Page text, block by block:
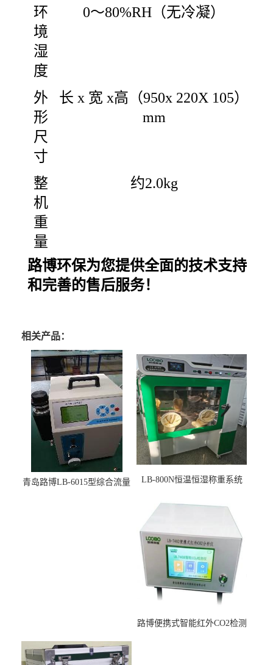
环
境
湿
度
0～80%RH（无冷凝）
外
形
尺
寸
长 x 宽 x高（950x 220X 105）
mm
整
机
重
量
约2.0kg
路博环保为您提供全面的技术支持
和完善的售后服务！
相关产品：
青岛路博LB-6015型综合流量
LB-800N恒温恒湿称重系统
路博便携式智能红外CO2检测